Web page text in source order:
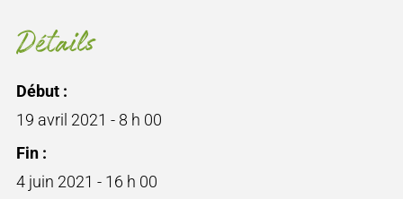
Détails
Début :
19 avril 2021 - 8 h 00
Fin :
4 juin 2021 - 16 h 00